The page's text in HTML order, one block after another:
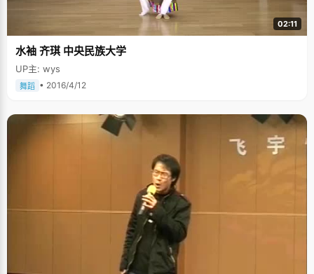
02:11
水袖 齐琪 中央民族大学
UP主: wys
舞蹈 • 2016/4/12